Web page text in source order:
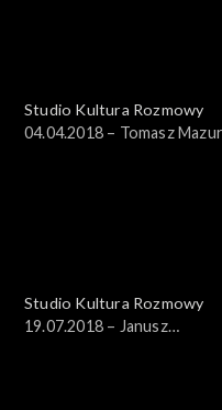
Studio Kultura Rozmowy
04.04.2018 – Tomasz Mazur
Studio Kultura Rozmowy
19.07.2018 – Janusz